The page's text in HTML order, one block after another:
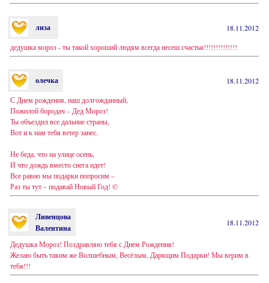
лиза
18.11.2012
дедушка мороз - ты такой хороший людям всегда несеш счастья!!!!!!!!!!!!!!
олечка
18.11.2012
С Днем рождения, наш долгожданный,
Пожилой бородач – Дед Мороз!
Ты объездил все дальние страны,
Вот и к нам тебя ветер занес.
Не беда, что на улице осень,
И что дождь вместо снега идет!
Все равно мы подарки попросим –
Раз ты тут – подавай Новый Год! ©
Ливенцова
Валентина
18.11.2012
Дедушка Мороз! Поздравляю тебя с Днем Рождения!
Желаю быть таким же Волшебным, Весёлым, Дарящим Подарки! Мы верим в
тебя!!!